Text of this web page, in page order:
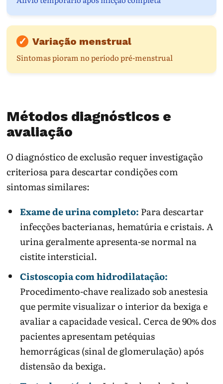
✓ Variação menstrual
Sintomas pioram no período pré-menstrual
Métodos diagnósticos e
avaliação
O diagnóstico de exclusão requer investigação
criteriosa para descartar condições com
sintomas similares:
Exame de urina completo: Para descartar
infecções bacterianas, hematúria e cristais. A
urina geralmente apresenta-se normal na
cistite intersticial.
Cistoscopia com hidrodilatação:
Procedimento-chave realizado sob anestesia
que permite visualizar o interior da bexiga e
avaliar a capacidade vesical. Cerca de 90% dos
pacientes apresentam petéquias
hemorrágicas (sinal de glomerulação) após
distensão da bexiga.